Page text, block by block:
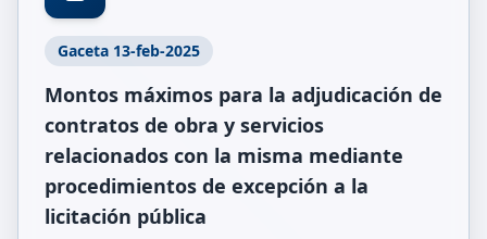
Gaceta 13-feb-2025
Montos máximos para la adjudicación de
contratos de obra y servicios
relacionados con la misma mediante
procedimientos de excepción a la
licitación pública